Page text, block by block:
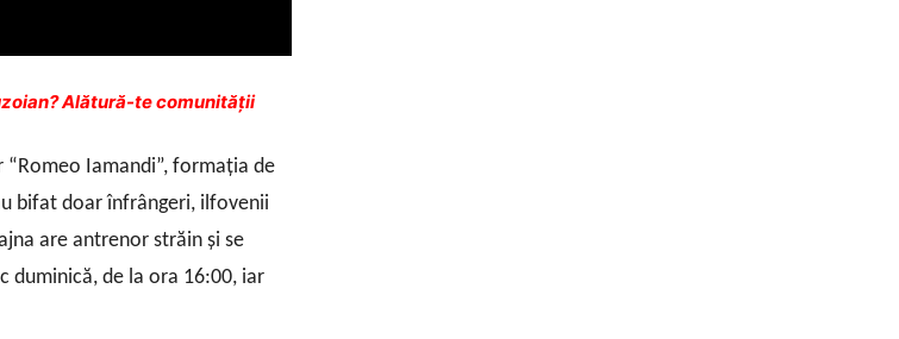
Alătură-te comunității
“Romeo Iamandi”, formaţia de
bifat doar înfrângeri, ilfovenii
are antrenor străin şi se
duminică, de la ora 16:00, iar